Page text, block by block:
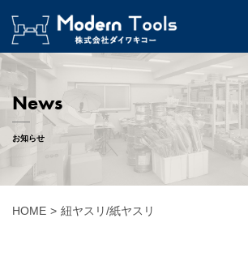
News
お知らせ
HOME > 紐ヤスリ/紙ヤスリ